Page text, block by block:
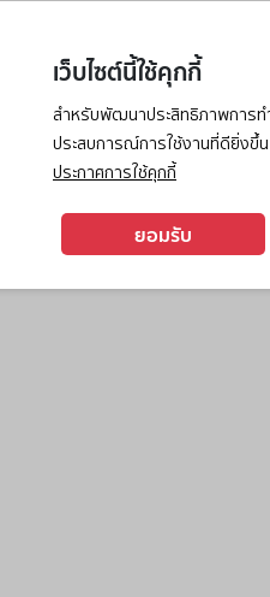
เว็บไซต์นี้ใช้คุกกี้
สำหรับพัฒนาประสิทธิภาพการท
ประสบการณ์การใช้งานที่ดียิ่งขึ้น
ประกาศการใช้คุกกี้
ยอมรับ
has occurred while